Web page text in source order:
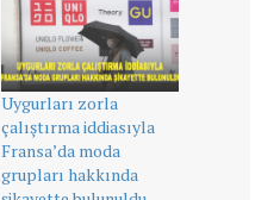
Uygurları zorla
çalıştırma iddiasıyla
Fransa’da moda
grupları hakkında